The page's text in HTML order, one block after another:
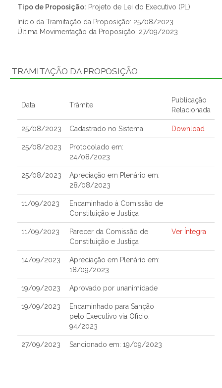
Tipo de Proposição: Projeto de Lei do Executivo (PL)
Início da Tramitação da Proposição: 25/08/2023
Última Movimentação da Proposição: 27/09/2023
TRAMITAÇÃO DA PROPOSIÇÃO
Data Trâmite
Publicação
Relacionada
25/08/2023 Cadastrado no Sistema Download
25/08/2023
Protocolado em:
24/08/2023
25/08/2023
Apreciação em Plenário em:
28/08/2023
11/09/2023
Encaminhado à Comissão de
Constituição e Justiça
11/09/2023
Parecer da Comissão de
Constituição e Justiça
Ver Íntegra
14/09/2023
Apreciação em Plenário em:
18/09/2023
19/09/2023 Aprovado por unanimidade
19/09/2023
Encaminhado para Sanção
pelo Executivo via Ofício:
94/2023
27/09/2023 Sancionado em: 19/09/2023